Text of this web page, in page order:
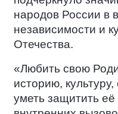
народов России в
независимости и
Отечества.
«Любить свою
историю,
уметь защитить